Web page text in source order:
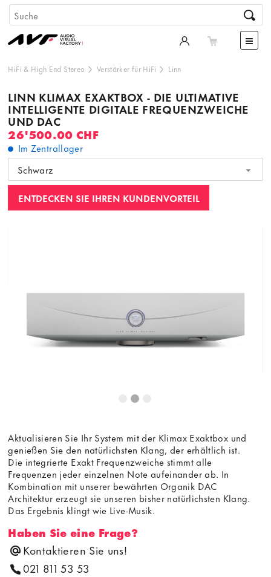
HiFi & High End Stereo Verstärker für HiFi Linn
LINN KLIMAX EXAKTBOX - DIE ULTIMATIVE
INTELLIGENTE DIGITALE FREQUENZWEICHE
UND DAC
26'500.00 CHF
Im Zentrallager
Schwarz
ENTDECKEN SIE IHREN KUNDENVORTEIL
Aktualisieren Sie Ihr System mit der Klimax Exaktbox und
genießen Sie den natürlichsten Klang, der erhältlich ist.
Die integrierte Exakt Frequenzweiche stimmt alle
Frequenzen jeder einzelnen Note aufeinander ab. In
Kombination mit unserer bewährten Organik DAC
Architektur erzeugt sie unseren bisher natürlichsten Klang.
Das Ergebnis klingt wie Live-Musik.
Haben Sie eine Frage?
Kontaktieren Sie uns!
021 811 53 53